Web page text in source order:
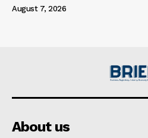
August 7, 2026
About us